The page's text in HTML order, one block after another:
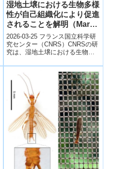
湿地土壌における生物多様
性が自己組織化により促進
されることを解明（Marsh
soils: biodiversity
fostered by self-
organization）
2026-03-25 フランス国立科学研
究センター（CNRS）CNRSの研
究は、湿地土壌における生物多
持・促進される仕組みを解明し
た。...